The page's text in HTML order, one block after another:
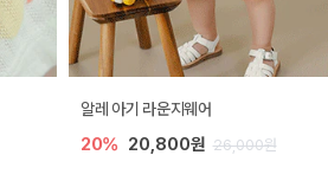
알레 아기 라운지웨어
20% 20,800원 26,000원